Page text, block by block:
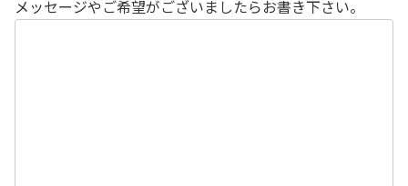
メッセージやご希望がございましたらお書き下さい。